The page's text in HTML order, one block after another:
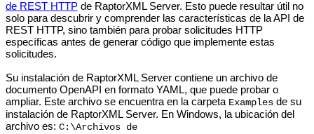
de REST HTTPde RaptorXML Server. Esto puede resultar útil no
solo para descubrir y comprender las características de la API de
REST HTTP, sino también para probar solicitudes HTTP
específicas antes de generar código que implemente estas
solicitudes.
Su instalación de RaptorXML Server contiene un archivo de
documento OpenAPI en formato YAML, que puede probar o
ampliar. Este archivo se encuentra en la carpeta Examplesde su
instalación de RaptorXML Server. En Windows, la ubicación del
archivo es: C:\Archivos de